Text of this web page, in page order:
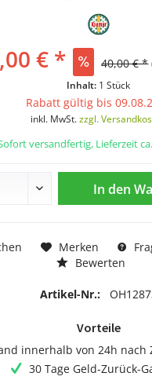
€ * 40,00 € *
Inhalt: 1 Stück
Rabatt gültig bis
inkl. MwSt.zzgl.
versandfertig, Lieferzeit
In den
Merken
Bewerten
Artikel-Nr.:
Vorteile
innerhalb von 24h nach
30 Tage Geld-Zurück-